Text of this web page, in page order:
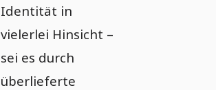
Identität in
vielerlei Hinsicht –
sei es durch
überlieferte